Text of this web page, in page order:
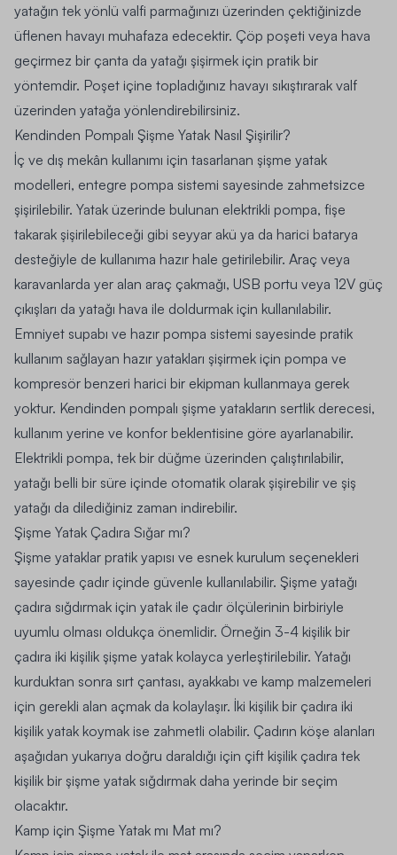
yatağın tek yönlü valfi parmağınızı üzerinden çektiğinizde
üflenen havayı muhafaza edecektir. Çöp poşeti veya hava
geçirmez bir çanta da yatağı şişirmek için pratik bir
yöntemdir. Poşet içine topladığınız havayı sıkıştırarak valf
üzerinden yatağa yönlendirebilirsiniz.
Kendinden Pompalı Şişme Yatak Nasıl Şişirilir?
İç ve dış mekân kullanımı için tasarlanan şişme yatak
modelleri, entegre pompa sistemi sayesinde zahmetsizce
şişirilebilir. Yatak üzerinde bulunan elektrikli pompa, fişe
takarak şişirilebileceği gibi seyyar akü ya da harici batarya
desteğiyle de kullanıma hazır hale getirilebilir. Araç veya
karavanlarda yer alan araç çakmağı, USB portu veya 12V güç
çıkışları da yatağı hava ile doldurmak için kullanılabilir.
Emniyet supabı ve hazır pompa sistemi sayesinde pratik
kullanım sağlayan hazır yatakları şişirmek için pompa ve
kompresör benzeri harici bir ekipman kullanmaya gerek
yoktur. Kendinden pompalı şişme yatakların sertlik derecesi,
kullanım yerine ve konfor beklentisine göre ayarlanabilir.
Elektrikli pompa, tek bir düğme üzerinden çalıştırılabilir,
yatağı belli bir süre içinde otomatik olarak şişirebilir ve şiş
yatağı da dilediğiniz zaman indirebilir.
Şişme Yatak Çadıra Sığar mı?
Şişme yataklar pratik yapısı ve esnek kurulum seçenekleri
sayesinde çadır içinde güvenle kullanılabilir. Şişme yatağı
çadıra sığdırmak için yatak ile çadır ölçülerinin birbiriyle
uyumlu olması oldukça önemlidir. Örneğin 3-4 kişilik bir
çadıra iki kişilik şişme yatak kolayca yerleştirilebilir. Yatağı
kurduktan sonra sırt çantası, ayakkabı ve kamp malzemeleri
için gerekli alan açmak da kolaylaşır. İki kişilik bir çadıra iki
kişilik yatak koymak ise zahmetli olabilir. Çadırın köşe alanları
aşağıdan yukarıya doğru daraldığı için çift kişilik çadıra tek
kişilik bir şişme yatak sığdırmak daha yerinde bir seçim
olacaktır.
Kamp için Şişme Yatak mı Mat mı?